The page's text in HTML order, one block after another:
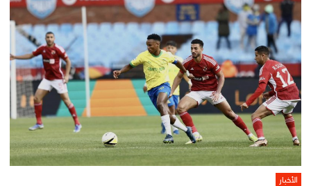
الأخبار